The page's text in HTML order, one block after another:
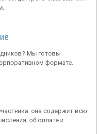
Мы готовы
формате.
она содержит всю
об оплате и